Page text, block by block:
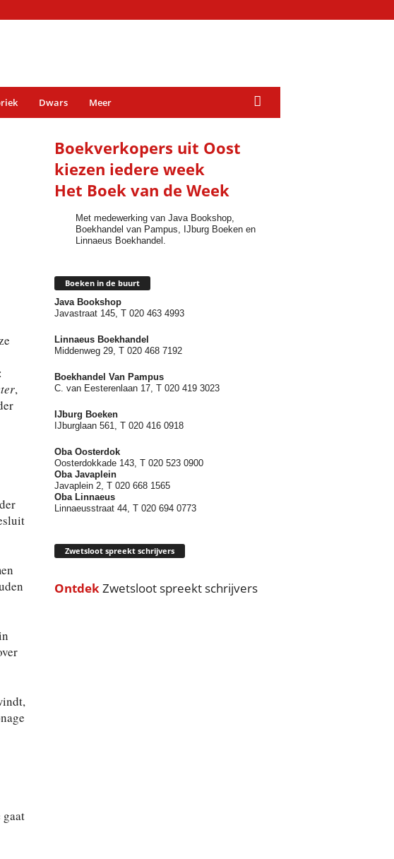
Dwars Meer
,
Boekverkopers uit Oost
kiezen iedere week
Het Boek van de Week
Met medewerking van Java Bookshop,
Boekhandel van Pampus, IJburg Boeken en
Linnaeus Boekhandel.
Boeken in de buurt
Java Bookshop
Javastraat 145, T 020 463 4993
Linnaeus Boekhandel
Middenweg 29, T 020 468 7192
Boekhandel Van Pampus
C. van Eesterenlaan 17, T 020 419 3023
IJburg Boeken
IJburglaan 561, T 020 416 0918
Oba Oosterdok
Oosterdokkade 143, T 020 523 0900
Oba Javaplein
Javaplein 2, T 020 668 1565
Oba Linnaeus
Linnaeusstraat 44, T 020 694 0773
Zwetsloot spreekt schrijvers
OntdekZwetsloot spreekt schrijvers